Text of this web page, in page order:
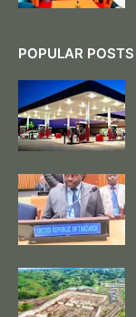
POPULAR POSTS